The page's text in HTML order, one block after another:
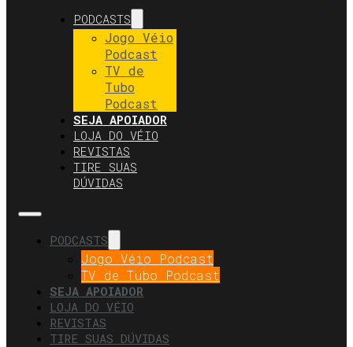
PODCASTS
Jogo Véio
Podcast
TV de
Tubo
Podcast
SEJA APOIADOR
LOJA DO VÉIO
REVISTAS
TIRE SUAS
DÚVIDAS
PODCASTS
Jogo Véio Podcast
TV de Tubo Podcast
SEJA APOIADOR
LOJA DO VÉIO
REVISTAS
TIRE SUAS DÚVIDAS